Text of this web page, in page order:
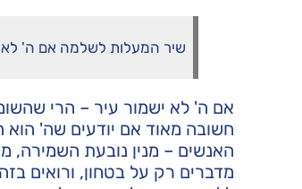
שיר המעלות לשלמה אם ה' לא
אם ה' לא ישמור עיר – הרי
חשובה מאוד אם יודעים שה'
האנשים – מנין נובעת השמירה,
מדברים רק על בטחון, ורואים